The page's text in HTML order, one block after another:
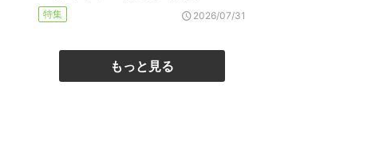
特集 2026/07/31
もっと見る